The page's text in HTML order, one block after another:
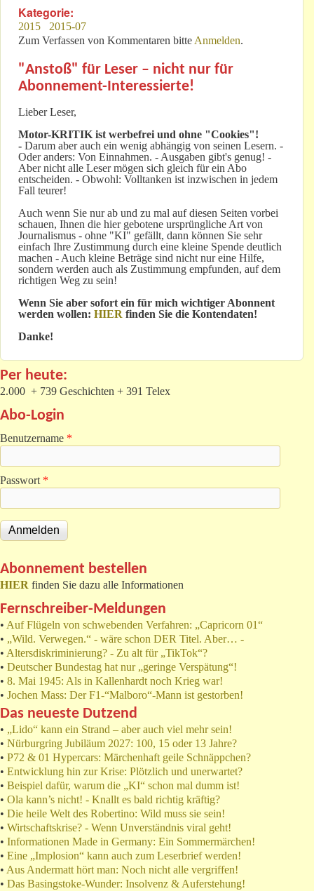
Kategorie:
2015
2015-07
Zum Verfassen von Kommentaren bitte Anmelden.
"Anstoß" für Leser – nicht nur für
Abonnement-Interessierte!
Lieber Leser,
Motor-KRITIK ist werbefrei und ohne "Cookies"!
- Darum aber auch ein wenig abhängig von seinen Lesern. -
Oder anders: Von Einnahmen. - Ausgaben gibt's genug! -
Aber nicht alle Leser mögen sich gleich für ein Abo
entscheiden. - Obwohl: Volltanken ist inzwischen in jedem
Fall teurer!
Auch wenn Sie nur ab und zu mal auf diesen Seiten vorbei
schauen, Ihnen die hier gebotene ursprüngliche Art von
Journalismus - ohne "KI" gefällt, dann können Sie sehr
einfach Ihre Zustimmung durch eine kleine Spende deutlich
machen - Auch kleine Beträge sind nicht nur eine Hilfe,
sondern werden auch als Zustimmung empfunden, auf dem
richtigen Weg zu sein!
Wenn Sie aber sofort ein für mich wichtiger Abonnent
werden wollen: HIER finden Sie die Kontendaten!
Danke!
Per heute:
2.000 + 739 Geschichten + 391 Telex
Abo-Login
Benutzername *
Passwort *
Abonnement bestellen
HIER finden Sie dazu alle Informationen
Fernschreiber-Meldungen
• Auf Flügeln von schwebenden Verfahren: „Capricorn 01“
• „Wild. Verwegen.“ - wäre schon DER Titel. Aber… -
• Altersdiskriminierung? - Zu alt für „TikTok“?
• Deutscher Bundestag hat nur „geringe Verspätung“!
• 8. Mai 1945: Als in Kallenhardt noch Krieg war!
• Jochen Mass: Der F1-“Malboro“-Mann ist gestorben!
Das neueste Dutzend
• „Lido“ kann ein Strand – aber auch viel mehr sein!
• Nürburgring Jubiläum 2027: 100, 15 oder 13 Jahre?
• P72 & 01 Hypercars: Märchenhaft geile Schnäppchen?
• Entwicklung hin zur Krise: Plötzlich und unerwartet?
• Beispiel dafür, warum die „KI“ schon mal dumm ist!
• Ola kann’s nicht! - Knallt es bald richtig kräftig?
• Die heile Welt des Robertino: Wild muss sie sein!
• Wirtschaftskrise? - Wenn Unverständnis viral geht!
• Informationen Made in Germany: Ein Sommermärchen!
• Eine „Implosion“ kann auch zum Leserbrief werden!
• Aus Andermatt hört man: Noch nicht alle vergriffen!
• Das Basingstoke-Wunder: Insolvenz & Auferstehung!